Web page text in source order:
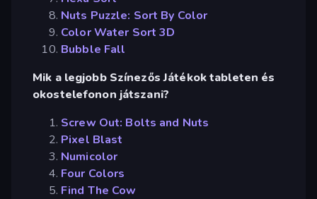
Nuts Puzzle: Sort By Color
Color Water Sort 3D
Bubble Fall
Mik a legjobb Színezős Játékok tableten és
okostelefonon játszani?
Screw Out: Bolts and Nuts
Pixel Blast
Numicolor
Four Colors
Find The Cow